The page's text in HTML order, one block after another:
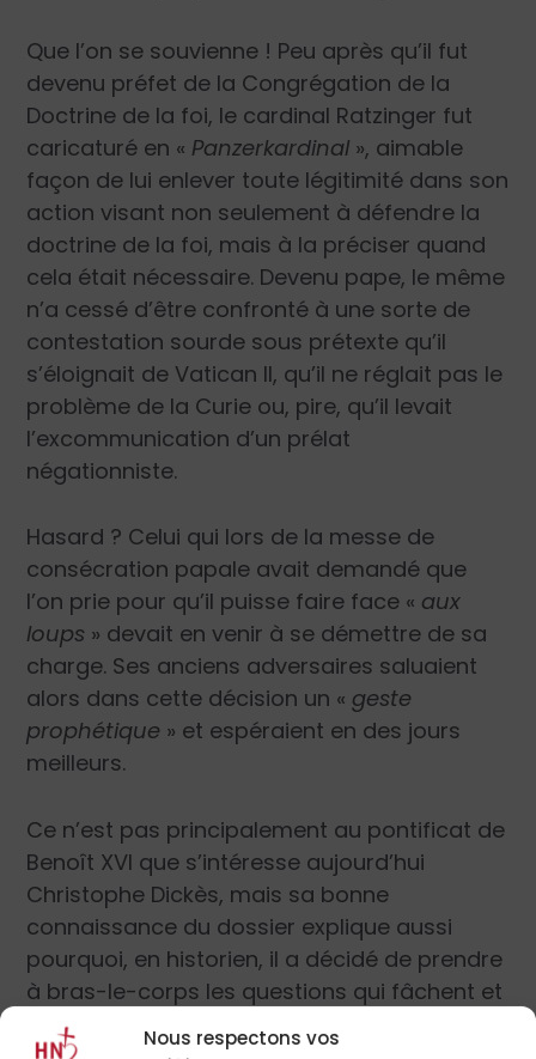
Nous respectons vos
Que l’on se souvienne ! Peu après qu’il fut
devenu préfet de la Congrégation de la
Doctrine de la foi, le cardinal Ratzinger fut
caricaturé en « Panzerkardinal », aimable
façon de lui enlever toute légitimité dans son
action visant non seulement à défendre la
doctrine de la foi, mais à la préciser quand
cela était nécessaire. Devenu pape, le même
n’a cessé d’être confronté à une sorte de
contestation sourde sous prétexte qu’il
s’éloignait de Vatican II, qu’il ne réglait pas le
problème de la Curie ou, pire, qu’il levait
l’excommunication d’un prélat
négationniste.
Hasard ? Celui qui lors de la messe de
consécration papale avait demandé que
l’on prie pour qu’il puisse faire face « aux
loups » devait en venir à se démettre de sa
charge. Ses anciens adversaires saluaient
alors dans cette décision un « geste
prophétique » et espéraient en des jours
meilleurs.
Ce n’est pas principalement au pontificat de
Benoît XVI que s’intéresse aujourd’hui
Christophe Dickès, mais sa bonne
connaissance du dossier explique aussi
pourquoi, en historien, il a décidé de prendre
à bras-le-corps les questions qui fâchent et
les fantasmes qui circulent.